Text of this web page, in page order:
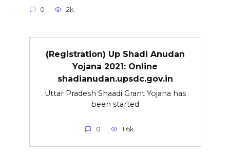
0 2k.
(Registration) Up Shadi Anudan
Yojana 2021: Online
shadianudan.upsdc.gov.in
Uttar Pradesh Shaadi Grant Yojana has
been started
0 1.6k.